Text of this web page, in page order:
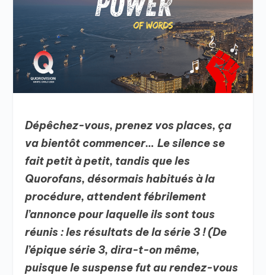
Dépêchez-vous, prenez vos places, ça
va bientôt commencer… Le silence se
fait petit à petit, tandis que les
Quorofans, désormais habitués à la
procédure, attendent fébrilement
l’annonce pour laquelle ils sont tous
réunis : les résultats de la série 3 ! (De
l’épique série 3, dira-t-on même,
puisque le suspense fut au rendez-vous